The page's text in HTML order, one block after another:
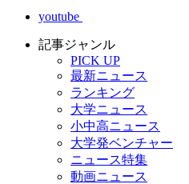
youtube
記事ジャンル
PICK UP
最新ニュース
ランキング
大学ニュース
小中高ニュース
大学発ベンチャー
ニュース特集
動画ニュース